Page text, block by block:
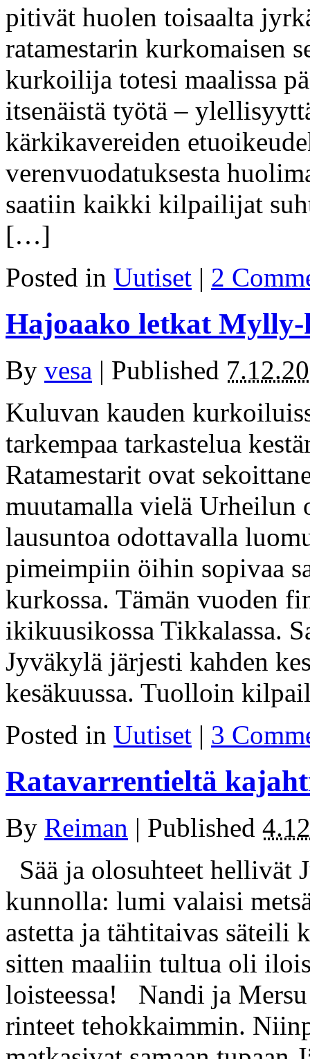
pitivät huolen toisaalta
ratamestarin kurkomaisen
kurkoilija totesi maalissa
itsenäistä työtä –
kärkikavereiden
verenvuodatuksesta
saatiin kaikki kilpailijat
[…]
Posted in Uutiset | 2
Hajoaako letkat Mylly-
By vesa | Published
Kuluvan kauden
tarkempaa tarkastelua
Ratamestarit ovat
muutamalla vielä Urheilun
lausuntoa odottavalla
pimeimpiin öihin sopivaa
kurkossa. Tämän vuoden
ikikuusikossa Tikkalassa.
Jyväkylä järjesti kahden
kesäkuussa. Tuolloin
Posted in Uutiset | 3
Ratavarrentieltä
By Reiman | Published
Sää ja olosuhteet hellivät
kunnolla: lumi valaisi
astetta ja tähtitaivas säteili
sitten maaliin tultua oli
loisteessa! Nandi ja
rinteet tehokkaimmin.